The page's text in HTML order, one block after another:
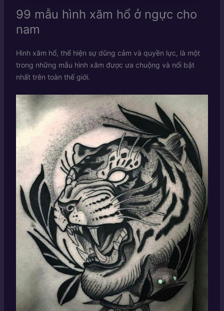
99 mẫu hình xăm hổ ở ngực cho
nam
Hình xăm hổ, thể hiện sự dũng cảm và quyền lực, là một
trong những mẫu hình xăm được ưa chuộng và nổi bật
nhất trên toàn thế giới.